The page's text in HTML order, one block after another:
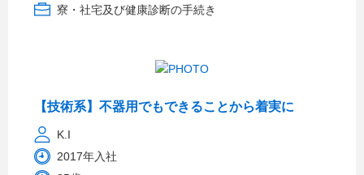
寮・社宅及び健康診断の手続き
【技術系】不器用でもできることから着実に
K.I
2017年入社